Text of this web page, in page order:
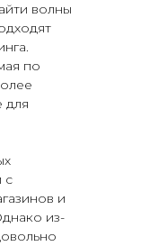
волны
по
для
с
и
из-